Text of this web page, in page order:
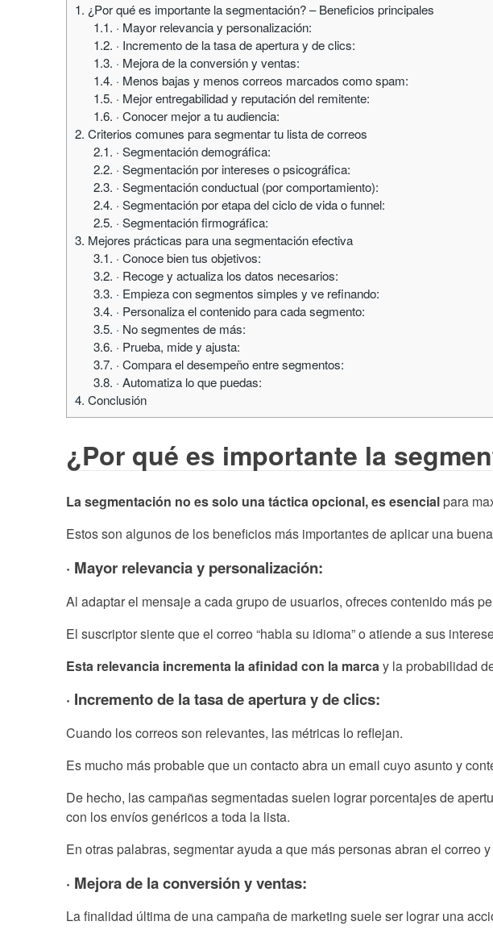
1. ¿Por qué es importante la segmentación? – Beneficios principales
1.1. · Mayor relevancia y personalización:
1.2. · Incremento de la tasa de apertura y de clics:
1.3. · Mejora de la conversión y ventas:
1.4. · Menos bajas y menos correos marcados como spam:
1.5. · Mejor entregabilidad y reputación del remitente:
1.6. · Conocer mejor a tu audiencia:
2. Criterios comunes para segmentar tu lista de correos
2.1. · Segmentación demográfica:
2.2. · Segmentación por intereses o psicográfica:
2.3. · Segmentación conductual (por comportamiento):
2.4. · Segmentación por etapa del ciclo de vida o funnel:
2.5. · Segmentación firmográfica:
3. Mejores prácticas para una segmentación efectiva
3.1. · Conoce bien tus objetivos:
3.2. · Recoge y actualiza los datos necesarios:
3.3. · Empieza con segmentos simples y ve refinando:
3.4. · Personaliza el contenido para cada segmento:
3.5. · No segmentes de más:
3.6. · Prueba, mide y ajusta:
3.7. · Compara el desempeño entre segmentos:
3.8. · Automatiza lo que puedas:
4. Conclusión
¿Por qué es importante la
La segmentación no es solo una táctica opcional, es esencial para
Estos son algunos de los beneficios más importantes de aplicar una
· Mayor relevancia y personalización:
Al adaptar el mensaje a cada grupo de usuarios, ofreces contenido más
El suscriptor siente que el correo “habla su idioma” o atiende a sus
Esta relevancia incrementa la afinidad con la marca y la probabilidad
· Incremento de la tasa de apertura y de clics:
Cuando los correos son relevantes, las métricas lo reflejan.
Es mucho más probable que un contacto abra un email cuyo asunto y
De hecho, las campañas segmentadas suelen lograr porcentajes de
con los envíos genéricos a toda la lista.
En otras palabras, segmentar ayuda a que más personas abran el correo
· Mejora de la conversión y ventas:
La finalidad última de una campaña de marketing suele ser lograr una